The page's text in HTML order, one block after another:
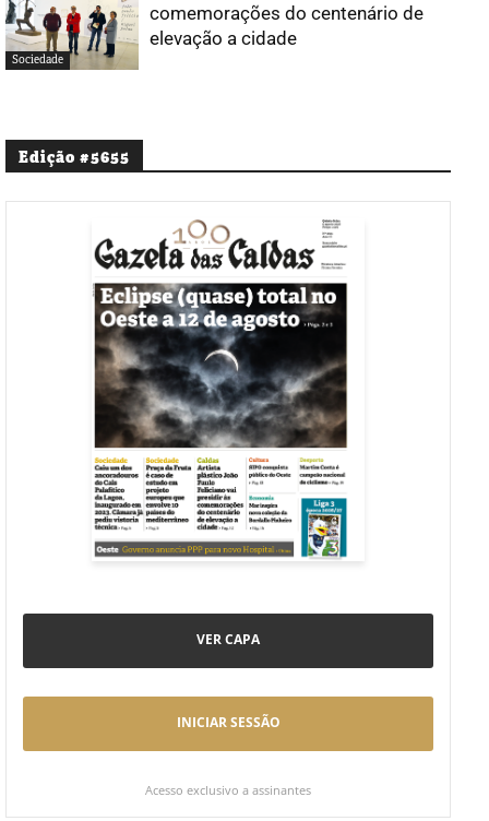
Sociedade
comemorações do centenário de
elevação a cidade
Edição #5655
VER CAPA
INICIAR SESSÃO
Acesso exclusivo a assinantes